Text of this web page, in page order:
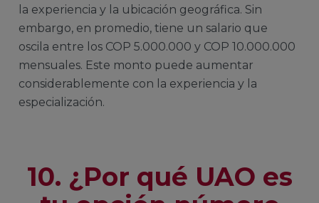
la experiencia y la ubicación geográfica. Sin
embargo, en promedio, tiene un salario que
oscila entre los COP 5.000.000 y COP 10.000.000
mensuales. Este monto puede aumentar
considerablemente con la experiencia y la
especialización.
10. ¿Por qué UAO es